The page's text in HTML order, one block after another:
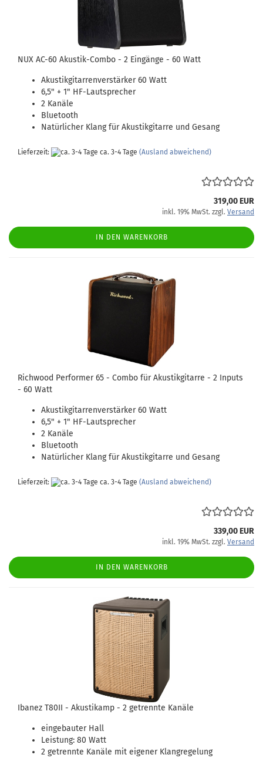
NUX AC-60 Akustik-Combo - 2 Eingänge - 60 Watt
Akustikgitarrenverstärker 60 Watt
6,5" + 1" HF-Lautsprecher
2 Kanäle
Bluetooth
Natürlicher Klang für Akustikgitarre und Gesang
Lieferzeit: ca. 3-4 Tage (Ausland abweichend)
319,00 EUR
inkl. 19% MwSt. zzgl. Versand
IN DEN WARENKORB
Richwood Performer 65 - Combo für Akustikgitarre - 2 Inputs
- 60 Watt
Akustikgitarrenverstärker 60 Watt
6,5" + 1" HF-Lautsprecher
2 Kanäle
Bluetooth
Natürlicher Klang für Akustikgitarre und Gesang
Lieferzeit: ca. 3-4 Tage (Ausland abweichend)
339,00 EUR
inkl. 19% MwSt. zzgl. Versand
IN DEN WARENKORB
Ibanez T80II - Akustikamp - 2 getrennte Kanäle
eingebauter Hall
Leistung: 80 Watt
2 getrennte Kanäle mit eigener Klangregelung